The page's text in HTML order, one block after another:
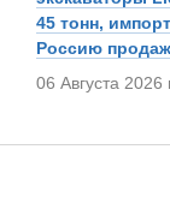
45 тонн,
Россию
06 Августа 2026